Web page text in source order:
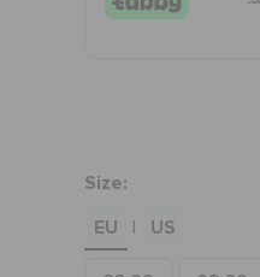
Size:
EU
| US